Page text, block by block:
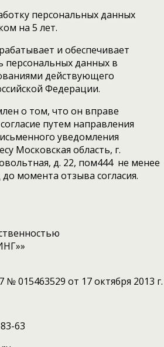
персональных данных
на 5 лет.
и обеспечивает
персональных данных в
действующего
Федерации.
о том, что он вправе
путем направления
уведомления
Московская область, г.
д. 22, пом444 не менее
момента отзыва согласия.
№ 015463529 от 17 октября 2013 г.
63